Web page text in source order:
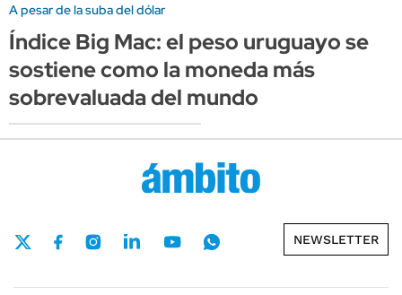
A pesar de la suba del dólar
Índice Big Mac: el peso uruguayo se
sostiene como la moneda más
sobrevaluada del mundo
NEWSLETTER